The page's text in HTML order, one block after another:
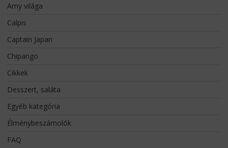
Amy világa
Calpis
Captain Japan
Chipango
Cikkek
Desszert, saláta
Egyéb kategória
Élménybeszámolók
FAQ